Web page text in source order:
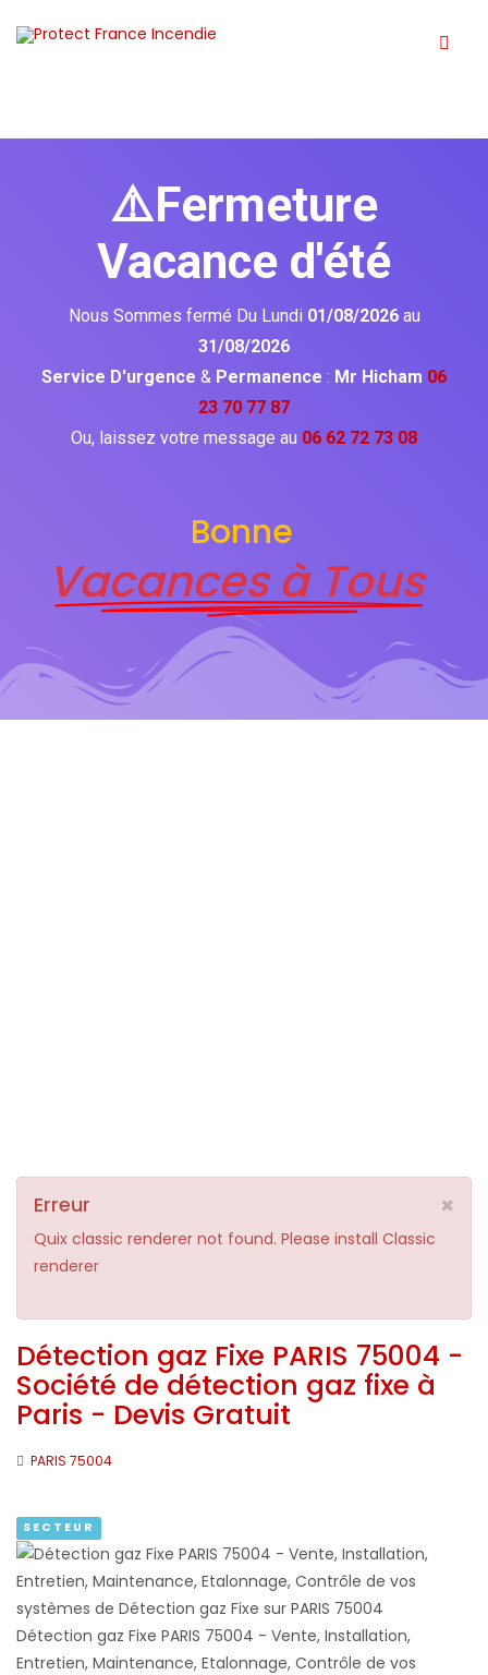
⚠️Fermeture
Vacance d'été
Nous Sommes fermé Du Lundi 01/08/2026 au
31/08/2026
Service D'urgence & Permanence : Mr Hicham 06
23 70 77 87
Ou, laissez votre message au 06 62 72 73 08
Bonne
Vacances à Tous
×
Erreur
Quix classic renderer not found. Please install Classic
renderer
Détection gaz Fixe PARIS 75004 -
Société de détection gaz fixe à
Paris - Devis Gratuit
PARIS 75004
SECTEUR
Détection gaz Fixe PARIS 75004 - Vente, Installation,
Entretien, Maintenance, Etalonnage, Contrôle de vos